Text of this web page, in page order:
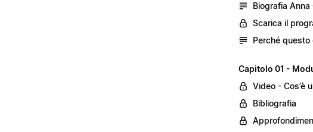
Biografia
Scarica il
Perché questo
Capitolo 01 -
Video - Cos’è
Bibliografia